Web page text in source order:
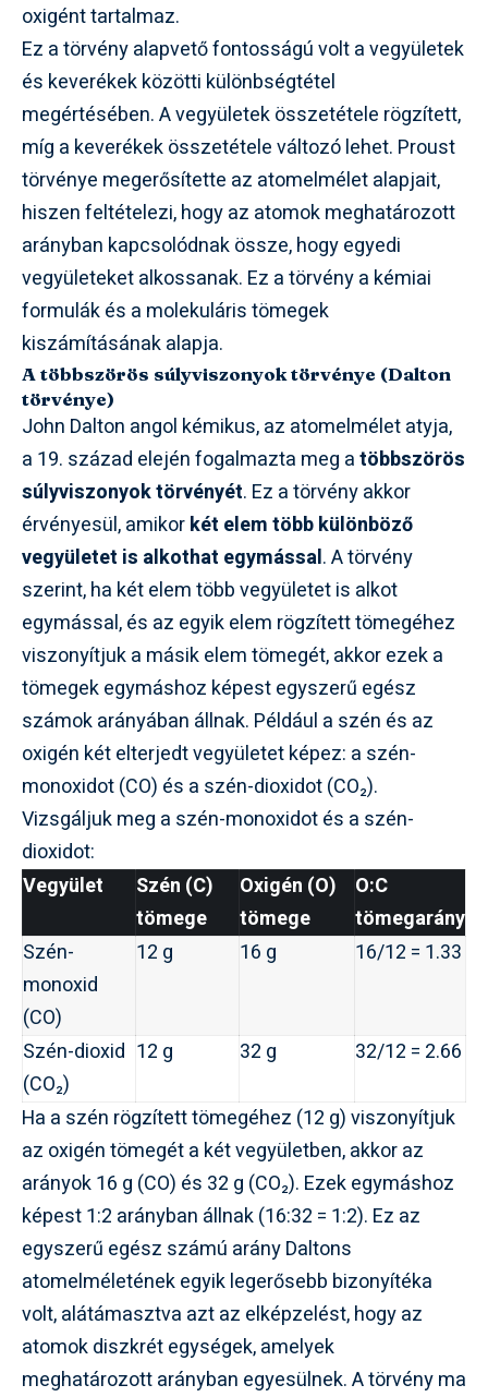
oxigént tartalmaz.
Ez a törvény alapvető fontosságú volt a vegyületek
és keverékek közötti különbségtétel
megértésében. A vegyületek összetétele rögzített,
míg a keverékek összetétele változó lehet. Proust
törvénye megerősítette az atomelmélet alapjait,
hiszen feltételezi, hogy az atomok meghatározott
arányban kapcsolódnak össze, hogy egyedi
vegyületeket alkossanak. Ez a törvény a kémiai
formulák és a molekuláris tömegek
kiszámításának alapja.
A többszörös súlyviszonyok törvénye (Dalton
törvénye)
John Dalton angol kémikus, az atomelmélet atyja,
a 19. század elején fogalmazta meg atöbbszörös
súlyviszonyok törvényét. Ez a törvény akkor
érvényesül, amikorkét elem több különböző
vegyületet is alkothat egymással. A törvény
szerint, ha két elem több vegyületet is alkot
egymással, és az egyik elem rögzített tömegéhez
viszonyítjuk a másik elem tömegét, akkor ezek a
tömegek egymáshoz képest egyszerű egész
számok arányában állnak. Például a szén és az
oxigén két elterjedt vegyületet képez: a szén-
monoxidot (CO) és a szén-dioxidot (CO₂).
Vizsgáljuk meg a szén-monoxidot és a szén-
dioxidot:
Vegyület
Szén (C)
tömege
Oxigén (O)
tömege
O:C
tömegarány
Szén-
monoxid
(CO)
12 g 16 g 16/12 = 1.33
Szén-dioxid
(CO₂)
12 g 32 g 32/12 = 2.66
Ha a szén rögzített tömegéhez (12 g) viszonyítjuk
az oxigén tömegét a két vegyületben, akkor az
arányok 16 g (CO) és 32 g (CO₂). Ezek egymáshoz
képest 1:2 arányban állnak (16:32 = 1:2). Ez az
egyszerű egész számú arány Daltons
atomelméletének egyik legerősebb bizonyítéka
volt, alátámasztva azt az elképzelést, hogy az
atomok diszkrét egységek, amelyek
meghatározott arányban egyesülnek. A törvény ma